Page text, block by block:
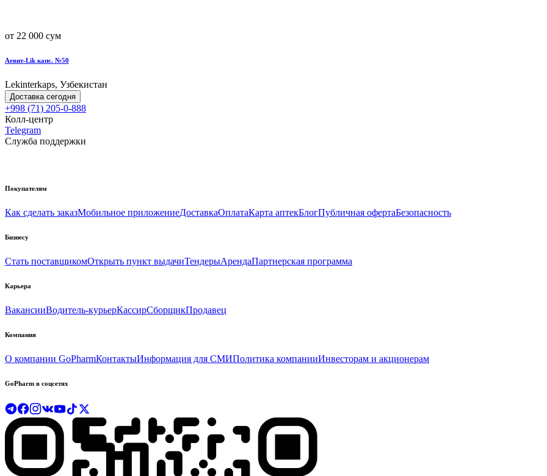
от 22 000 сум
Аевит-Lik капс. №50
Lekinterkaps, Узбекистан
Доставка сегодня
+998 (71) 205-0-888
Колл-центр
Telegram
Служба поддержки
Покупателям
Как сделать заказМобильное приложениеДоставкаОплатаКарта аптекБлогПубличная офертаБезопасность
Бизнесу
Стать поставщикомОткрыть пункт выдачиТендерыАрендаПартнерская программа
Карьера
ВакансииВодитель-курьерКассирСборщикПродавец
Компания
О компании GoPharmКонтактыИнформация для СМИПолитика компанииИнвесторам и акционерам
GoPharm в соцсетях